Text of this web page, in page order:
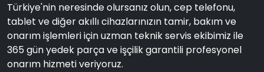
Türkiye'nin neresinde olursanız olun, cep telefonu,
tablet ve diğer akıllı cihazlarınızın tamir, bakım ve
onarım işlemleri için uzman teknik servis ekibimiz ile
365 gün yedek parça ve işçilik garantili profesyonel
onarım hizmeti veriyoruz.